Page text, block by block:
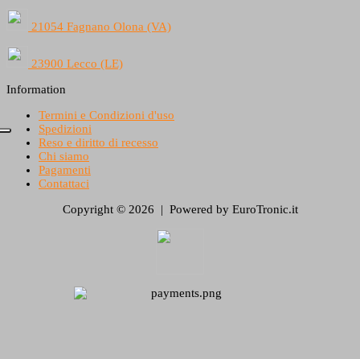
21054 Fagnano Olona (VA)
23900 Lecco (LE)
Information
Termini e Condizioni d'uso
Spedizioni
Reso e diritto di recesso
Chi siamo
Pagamenti
Contattaci
Copyright © 2026 | Powered by EuroTronic.it